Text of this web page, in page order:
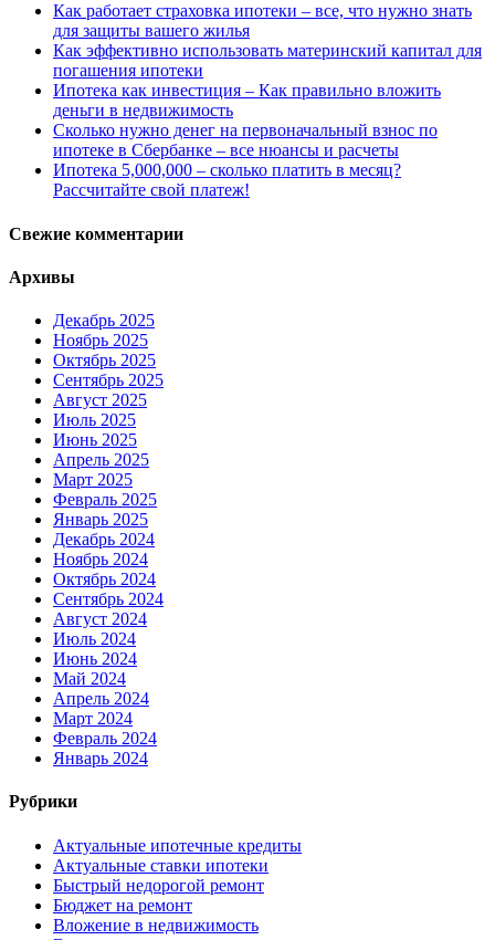
Как работает страховка ипотеки – все, что нужно знать
для защиты вашего жилья
Как эффективно использовать материнский капитал для
погашения ипотеки
Ипотека как инвестиция – Как правильно вложить
деньги в недвижимость
Сколько нужно денег на первоначальный взнос по
ипотеке в Сбербанке – все нюансы и расчеты
Ипотека 5,000,000 – сколько платить в месяц?
Рассчитайте свой платеж!
Свежие комментарии
Архивы
Декабрь 2025
Ноябрь 2025
Октябрь 2025
Сентябрь 2025
Август 2025
Июль 2025
Июнь 2025
Апрель 2025
Март 2025
Февраль 2025
Январь 2025
Декабрь 2024
Ноябрь 2024
Октябрь 2024
Сентябрь 2024
Август 2024
Июль 2024
Июнь 2024
Май 2024
Апрель 2024
Март 2024
Февраль 2024
Январь 2024
Рубрики
Актуальные ипотечные кредиты
Актуальные ставки ипотеки
Быстрый недорогой ремонт
Бюджет на ремонт
Вложение в недвижимость